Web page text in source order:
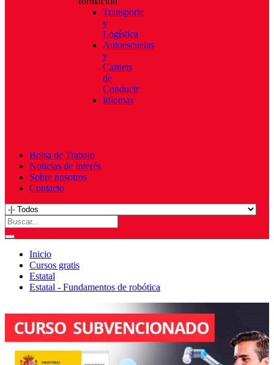
Transporte
y
Logística
Autoescuelas
y
Carnets
de
Conducir
Idiomas
Bolsa de Trabajo
Noticias de Interés
Sobre nosotros
Contacto
Inicio
Cursos gratis
Estatal
Estatal - Fundamentos de robótica